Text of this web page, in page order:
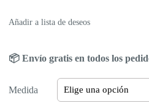
Añadir a lista de deseos
📦 Envío gratis en todos los
Medida